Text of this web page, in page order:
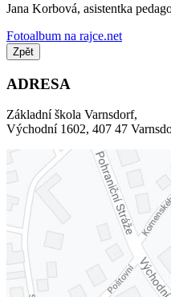
Jana Korbová, asistentka
Fotoalbum na rajce.net
Zpět
ADRESA
Základní škola Varnsdorf,
Východní 1602, 407 47